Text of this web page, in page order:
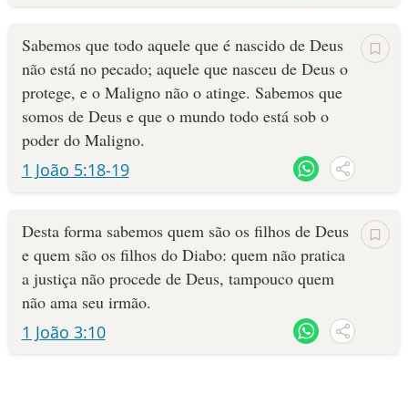
Sabemos que todo aquele que é nascido de Deus
não está no pecado; aquele que nasceu de Deus o
protege, e o Maligno não o atinge. Sabemos que
somos de Deus e que o mundo todo está sob o
poder do Maligno.
1 João 5:18-19
Desta forma sabemos quem são os filhos de Deus
e quem são os filhos do Diabo: quem não pratica
a justiça não procede de Deus, tampouco quem
não ama seu irmão.
1 João 3:10